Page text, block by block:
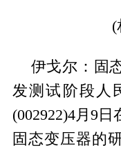
(
伊戈尔：固
发测试阶段人
(002922)4月9
固态变压器的